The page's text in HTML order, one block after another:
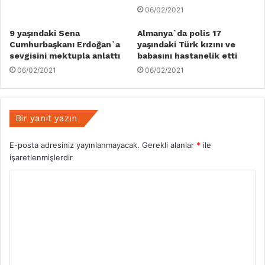
06/02/2021
9 yaşındaki Sena
Cumhurbaşkanı Erdoğan`a
sevgisini mektupla anlattı
06/02/2021
Almanya`da polis 17
yaşındaki Türk kızını ve
babasını hastanelik etti
06/02/2021
Bir yanıt yazın
E-posta adresiniz yayınlanmayacak. Gerekli alanlar * ile
işaretlenmişlerdir